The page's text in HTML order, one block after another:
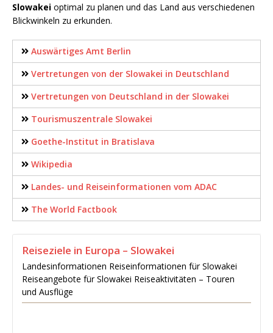
Slowakei optimal zu planen und das Land aus verschiedenen
Blickwinkeln zu erkunden.
Auswärtiges Amt Berlin
Vertretungen von der Slowakei in Deutschland
Vertretungen von Deutschland in der Slowakei
Tourismuszentrale Slowakei
Goethe-Institut in Bratislava
Wikipedia
Landes- und Reiseinformationen vom ADAC
The World Factbook
Reiseziele in Europa – Slowakei
Landesinformationen Reiseinformationen für Slowakei
Reiseangebote für Slowakei Reiseaktivitäten – Touren
und Ausflüge